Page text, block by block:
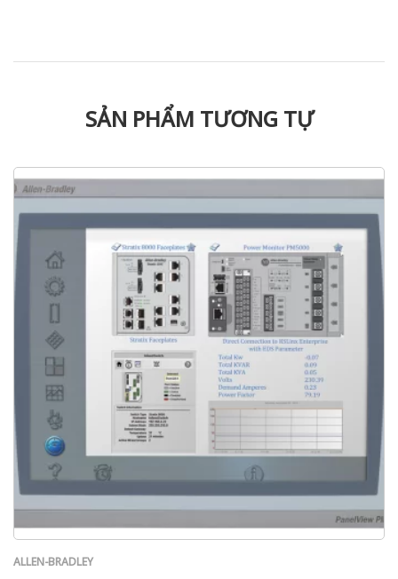
SẢN PHẨM TƯƠNG TỰ
ALLEN-BRADLEY